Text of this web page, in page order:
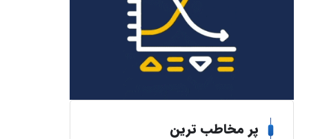
پر مخاطب ترین